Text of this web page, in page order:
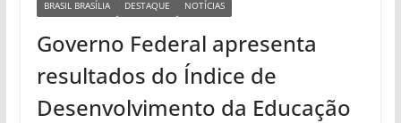
BRASIL BRASÍLIA DESTAQUE NOTÍCIAS
Governo Federal apresenta
resultados do Índice de
Desenvolvimento da Educação